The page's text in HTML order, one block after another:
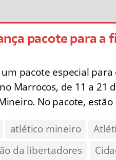
pacote para a
pacote especial para
Marrocos, de 11 a 21
No pacote,
atlético mineiro
da libertadores